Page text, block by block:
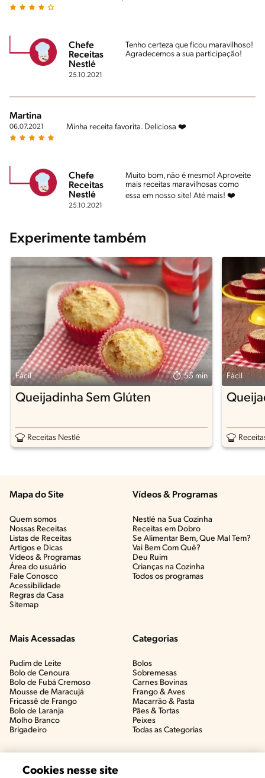
Chefe
Receitas
Nestlé
25.10.2021
Tenho certeza que ficou maravilhoso!
Agradecemos a sua participação!
Martina
06.07.2021 Minha receita favorita. Deliciosa ❤️
Chefe
Receitas
Nestlé
25.10.2021
Muito bom, não é mesmo! Aproveite
mais receitas maravilhosas como
essa em nosso site! Até mais! ❤️
Experimente também
Fácil 55 min
Queijadinha Sem Glúten
Receitas Nestlé
Fácil
Mapa do Site
Quem somos
Nossas Receitas
Listas de Receitas​
Artigos e Dicas​
Vídeos & Programas​
Área do usuário
Fale Conosco
Acessibilidade
Regras da Casa
Sitemap
Vídeos & Programas​
Nestlé na Sua Cozinha
Receitas em Dobro
Se Alimentar Bem, Que Mal Tem?​
Vai Bem Com Quê?​
Deu Ruim​
Crianças na Cozinha​
Todos os programas
Mais Acessadas
Pudim de Leite
Bolo de Cenoura
Bolo de Fubá Cremoso
Mousse de Maracujá
Fricassê de Frango
Bolo de Laranja
Molho Branco
Brigadeiro
Categorias
Bolos
Sobremesas
Carnes Bovinas​
Frango & Aves​
Macarrão & Pasta​
Pães & Tortas​
Peixes
Todas as Categorias
Cookies nesse site